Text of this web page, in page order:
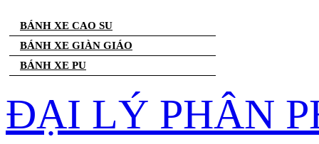
BÁNH XE CAO SU
BÁNH XE GIÀN GIÁO
BÁNH XE PU
ĐẠI LÝ PHÂN